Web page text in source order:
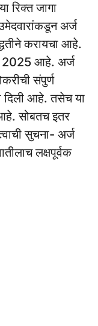
रिक्त जागा
अर्ज
करायचा आहे.
2025 आहे. अर्ज
संपुर्ण
दिली आहे. तसेच या
सोबतच इतर
सुचना- अर्ज
लक्षपूर्वक